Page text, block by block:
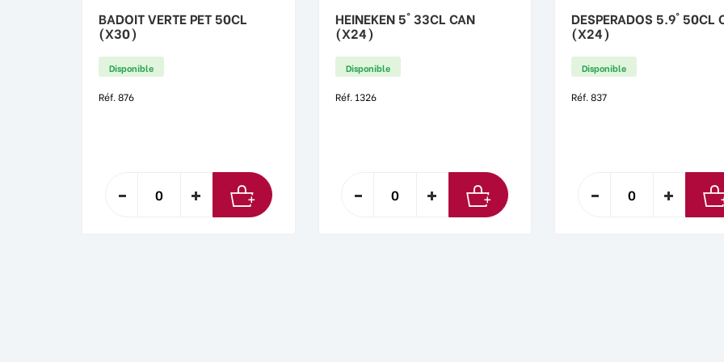
BADOIT VERTE PET 50CL
(X30)
Disponible
Réf. 876
HEINEKEN 5° 33CL CAN
(X24)
Disponible
Réf. 1326
DESPERADOS 5.9° 50CL
(X24)
Disponible
Réf. 837